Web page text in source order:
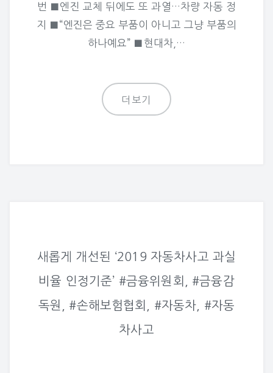
번 ■엔진 교체 뒤에도 또 과열…차량 자동 정
지 ■“엔진은 중요 부품이 아니고 그냥 부품의
하나예요” ■현대차,…
더보기
새롭게 개선된 ‘2019 자동차사고 과실
비율 인정기준’ #금융위원회, #금융감
독원, #손해보험협회, #자동차, #자동
차사고